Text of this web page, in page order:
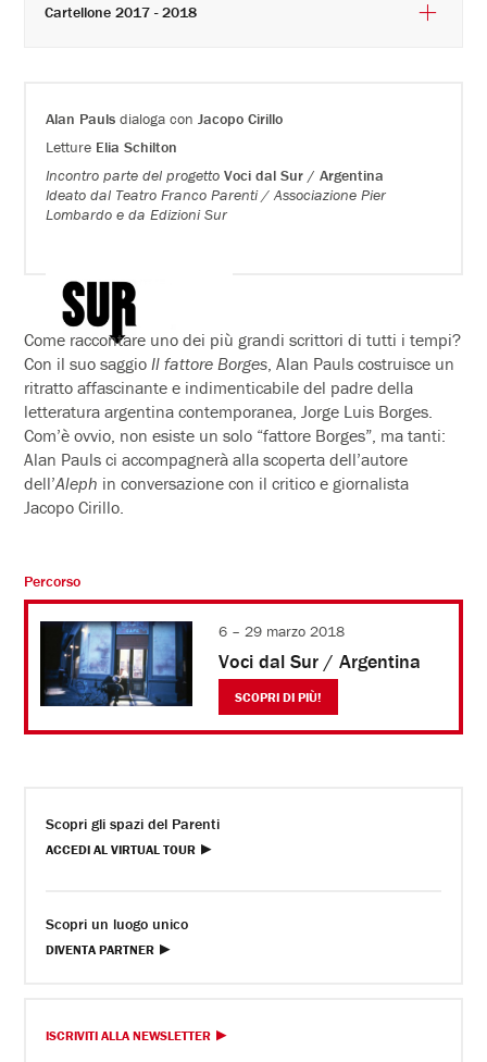
Alan Pauls dialoga con Jacopo Cirillo
Letture Elia Schilton
Incontro parte del progettoVoci dal Sur / Argentina
Ideato dal Teatro Franco Parenti / Associazione Pier
Lombardo e da Edizioni Sur
Come raccontare uno dei più grandi scrittori di tutti i tempi?
Con il suo saggio Il fattore Borges , Alan Pauls costruisce un
ritratto affascinante e indimenticabile del padre della
letteratura argentina contemporanea, Jorge Luis Borges.
Com’è ovvio, non esiste un solo “fattore Borges”, ma tanti:
Alan Pauls ci accompagnerà alla scoperta dell’autore
dell’Aleph in conversazione con il critico e giornalista
Jacopo Cirillo.
Percorso
6 – 29 marzo 2018
Voci dal Sur / Argentina
SCOPRI DI PIÙ!
Scopri gli spazi del Parenti
ACCEDI AL VIRTUAL TOUR
Scopri un luogo unico
DIVENTA PARTNER
ISCRIVITI ALLA NEWSLETTER
Cartellone 2017 - 2018